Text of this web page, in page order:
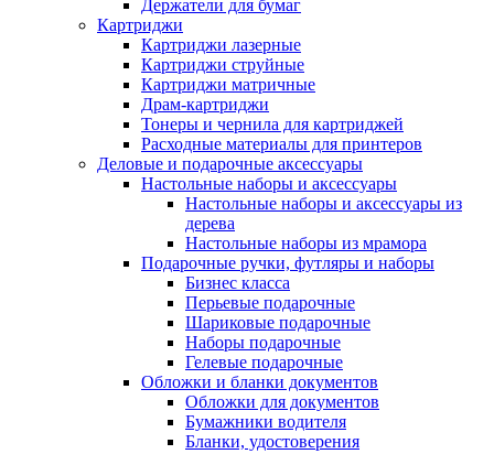
Держатели для бумаг
Картриджи
Картриджи лазерные
Картриджи струйные
Картриджи матричные
Драм-картриджи
Тонеры и чернила для картриджей
Расходные материалы для принтеров
Деловые и подарочные аксессуары
Настольные наборы и аксессуары
Настольные наборы и аксессуары из
дерева
Настольные наборы из мрамора
Подарочные ручки, футляры и наборы
Бизнес класса
Перьевые подарочные
Шариковые подарочные
Наборы подарочные
Гелевые подарочные
Обложки и бланки документов
Обложки для документов
Бумажники водителя
Бланки, удостоверения